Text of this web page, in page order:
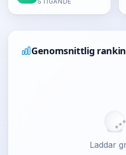
Genomsnittlig
★
Laddar